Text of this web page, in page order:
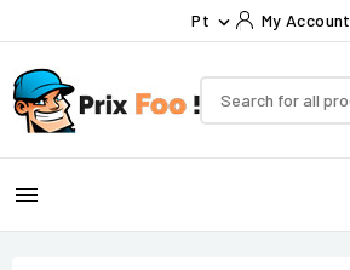
Pt  My Account
